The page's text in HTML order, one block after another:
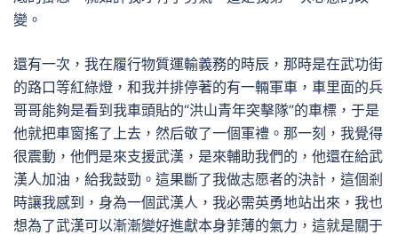
變。
還有一次，我在履行物質運輸義務的時辰，那時是在武功街
的路口等紅綠燈，和我并排停著的有一輛軍車，車里面的兵
哥哥能夠是看到我車頭貼的“洪山青年突擊隊”的車標，于是
他就把車窗搖了上去，然后敬了一個軍禮。那一刻，我覺得
很震動，他們是來支援武漢，是來輔助我們的，他還在給武
漢人加油，給我鼓勁。這果斷了我做志愿者的決計，這個剎
時讓我感到，身為一個武漢人，我必需英勇地站出來，我也
想為了武漢可以漸漸變好進獻本身菲薄的氣力，這就是關于